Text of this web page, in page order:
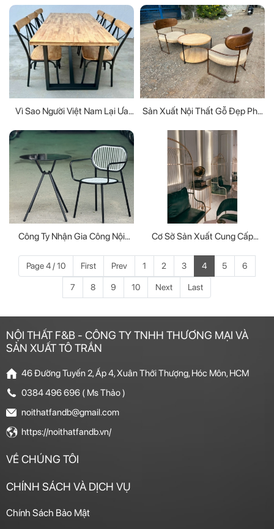
Vì Sao Người Việt Nam Lại Ưa
Sản Xuất Nội Thất Gỗ Đẹp Phù
Công Ty Nhận Gia Công Nội
Yêu Cầu
Cơ Sở Sản Xuất Cung Cấp
Tượng
Page 4 / 10 First Prev 1 2 3 4 5 6
7 8 9 10 Next Last
NỘI THẤT F&B - CÔNG TY TNHH THƯƠNG MẠI VÀ
SẢN XUẤT TÔ TRẦN
46 Đường Tuyến 2, Ấp 4, Xuân Thới Thượng, Hóc Môn, HCM
0384 496 696 ( Ms Thảo )
noithatfandb@gmail.com
https://noithatfandb.vn/
VỀ CHÚNG TÔI
CHÍNH SÁCH VÀ DỊCH VỤ
Chính Sách Bảo Mật